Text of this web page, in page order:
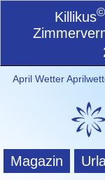
Killikus©
April Wetter
Magazin